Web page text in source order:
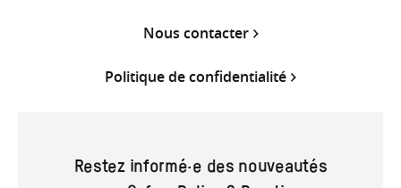
Nous contacter
Politique de confidentialité
Restez informé·e des nouveautés